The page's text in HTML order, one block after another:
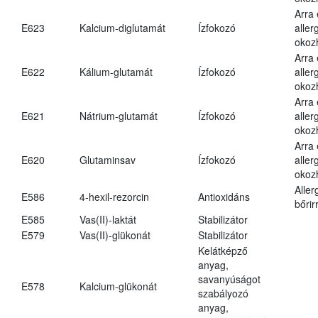
E623 Kalcium-diglutamát Ízfokozó
Arra
E622 Kálium-glutamát Ízfokozó
Arra
E621 Nátrium-glutamát Ízfokozó
Arra
E620 Glutaminsav Ízfokozó
Arra
E586
4-hexil-rezorcin Antioxidáns
E585
Vas(II)-laktát
Stabilizátor
E579
Vas(II)-glükonát Stabilizátor
E578 Kalcium-glükonát
Kelátképző
anyag,
savanyúságot
szabályozó
anyag,